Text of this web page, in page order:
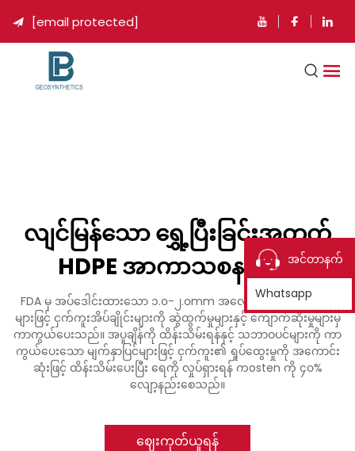
 [email protected]
လျင်မြန်သော ရွှေ့ပြီးခြင်းအတွက်
HDPE အာကာသစနစ်များ
FDA မှ အပ်ဒေါင်းထားသော ၁.၀-၂.၀mm အလေးချိန်ရှိ HDPE လိုင်း
များဖြင့် ငှက်ကူးအိပ်ချိုင်းများကို ဆွဲထွက်မှုများနှင့် ကျောက်ဆိုးမှုများမှ
ကာကွယ်ပေးသည်။ အပူချိန်ကို ထိန်းသိမ်းရန်နှင့် သဘာဝပင်များကို ကာ
ကွယ်ပေးသော မျက်နှာပြင်များဖြင့် ငှက်ကူး၏ ရှုပ်ထွေးမှုကို အကောင်း
ဆုံးဖြင့် ထိန်းသိမ်းပေးပြီး ရေကို လှုပ်ရှားရန် ကosten ကို ၄၀%
လျော့နည်းစေသည်။
ဈေးကုတ်ယူရန်
အင်တာနက်
Whatsapp